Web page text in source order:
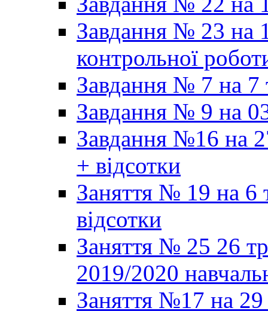
Завдання № 23 на
контрольної
Завдання № 7 на 7
Завдання № 9 на
Завдання №16 на
+ відсотки
Заняття № 19 на 6
відсотки
Заняття № 25 26
2019/2020
Заняття №17 на 29